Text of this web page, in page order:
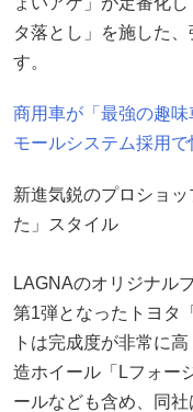
タ落とし」を施した
す。
商用車が「最強の趣
モールシステム採用
新進気鋭のプロショ
た」スタイル
LAGNAのオリジナル
第1弾となったトヨタ
トは完成度が非常に
造ホイール「Lフォー
ールなども含め、同